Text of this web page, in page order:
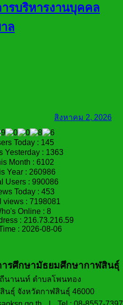
รบริหารงานบุคคล
ล
สิงหาคม 2, 2026
Today : 145
Yesterday : 1363
Month : 6102
Year : 260986
Users : 990086
Today : 453
views : 7198081
Online : 8
: 216.73.216.59
: 2026-08-06
รศึกษามัธยมศึกษากาฬสินธุ์
นานนท์ ตำบลโพนทอง
นธุ์ จังหวัดกาฬสินธุ์ 46000